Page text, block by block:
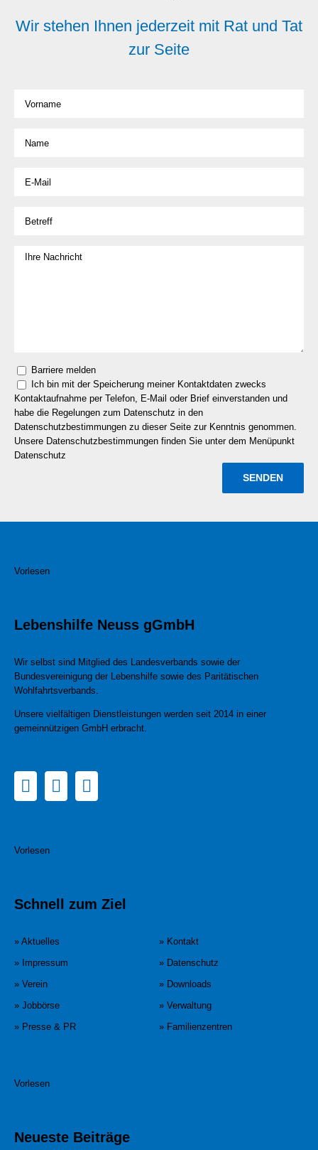
Wir stehen Ihnen jederzeit mit Rat und Tat
zur Seite
Barriere melden
Ich bin mit der Speicherung meiner Kontaktdaten zwecks
Kontaktaufnahme per Telefon, E-Mail oder Brief einverstanden und
habe die Regelungen zum Datenschutz in den
Datenschutzbestimmungen zu dieser Seite zur Kenntnis genommen.
Unsere Datenschutzbestimmungen finden Sie unter dem Menüpunkt
Datenschutz
Vorlesen
Lebenshilfe Neuss gGmbH
Wir selbst sind Mitglied des Landesverbands sowie der
Bundesvereinigung der Lebenshilfe sowie des Paritätischen
Wohlfahrtsverbands.
Unsere vielfältigen Dienstleistungen werden seit 2014 in einer
gemeinnützigen GmbH erbracht.
Vorlesen
Schnell zum Ziel
» Aktuelles
» Kontakt
» Impressum
» Datenschutz
» Verein
» Downloads
» Jobbörse
» Verwaltung
» Presse & PR
» Familienzentren
Vorlesen
Neueste Beiträge